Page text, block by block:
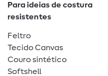
Para ideias de costura
resistentes
Feltro
Tecido Canvas
Couro sintético
Softshell